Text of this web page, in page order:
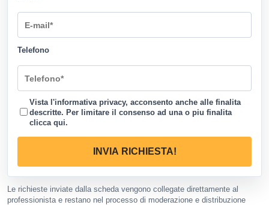
Telefono
Vista l'informativa privacy, acconsento anche alle finalita
descritte. Per limitare il consenso ad una o piu finalita
clicca qui.
INVIA RICHIESTA!
Le richieste inviate dalla scheda vengono collegate direttamente al
professionista e restano nel processo di moderazione e distribuzione